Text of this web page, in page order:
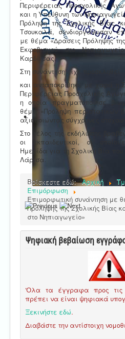
Περιφέρειας Προσχολικής
και η Υπεύθυνη των
Πρόληψη της Σχολικής Βίας
Τσουκαλά, συνδιοργάνωσαν
με θέμα «Δράσεις Πρόληψης
Εκφοβισμού στο
Καρδίτσας.
Στη συνάντηση είχε προσκληθεί
και ανταποκρίθηκε με χαρά η
Περιφέρειας Προσχολικής
η οποία πραγματοποίησε
θέμα «Πρόληψη περιστατικών
αξιοποιώντας σύγχρονες
Στο τέλος της εκδήλωσης
οι εκπαιδευτικοί, οι
Ημερίδα για τη Σχολική Βία
Λάρισα.
Βρίσκεστε εδώ: Αρχική
Επιμόρφωση
Eπιμορφωτική συνάντηση με
Πρόληψης της Σχολικής Βίας
στο Νηπιαγωγείο»
Ψηφιακή βεβαίωση
'Ολα τα έγγραφα προς τις
πρέπει να είναι ψηφιακά
Ξεκινήστε εδώ.
Διαβάστε την αντίστοιχη